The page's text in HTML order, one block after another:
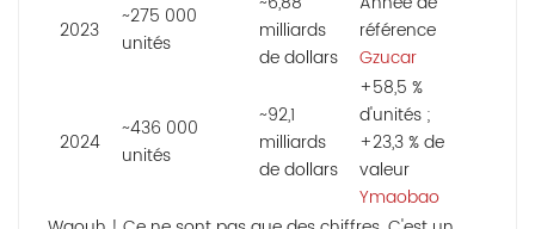
2023
~275 000
unités
milliards
de dollars
référence
Gzucar
2024
~436 000
unités
~92,1
milliards
de dollars
+58,5 %
d'unités ;
+23,3 % de
valeur
Ymaobao